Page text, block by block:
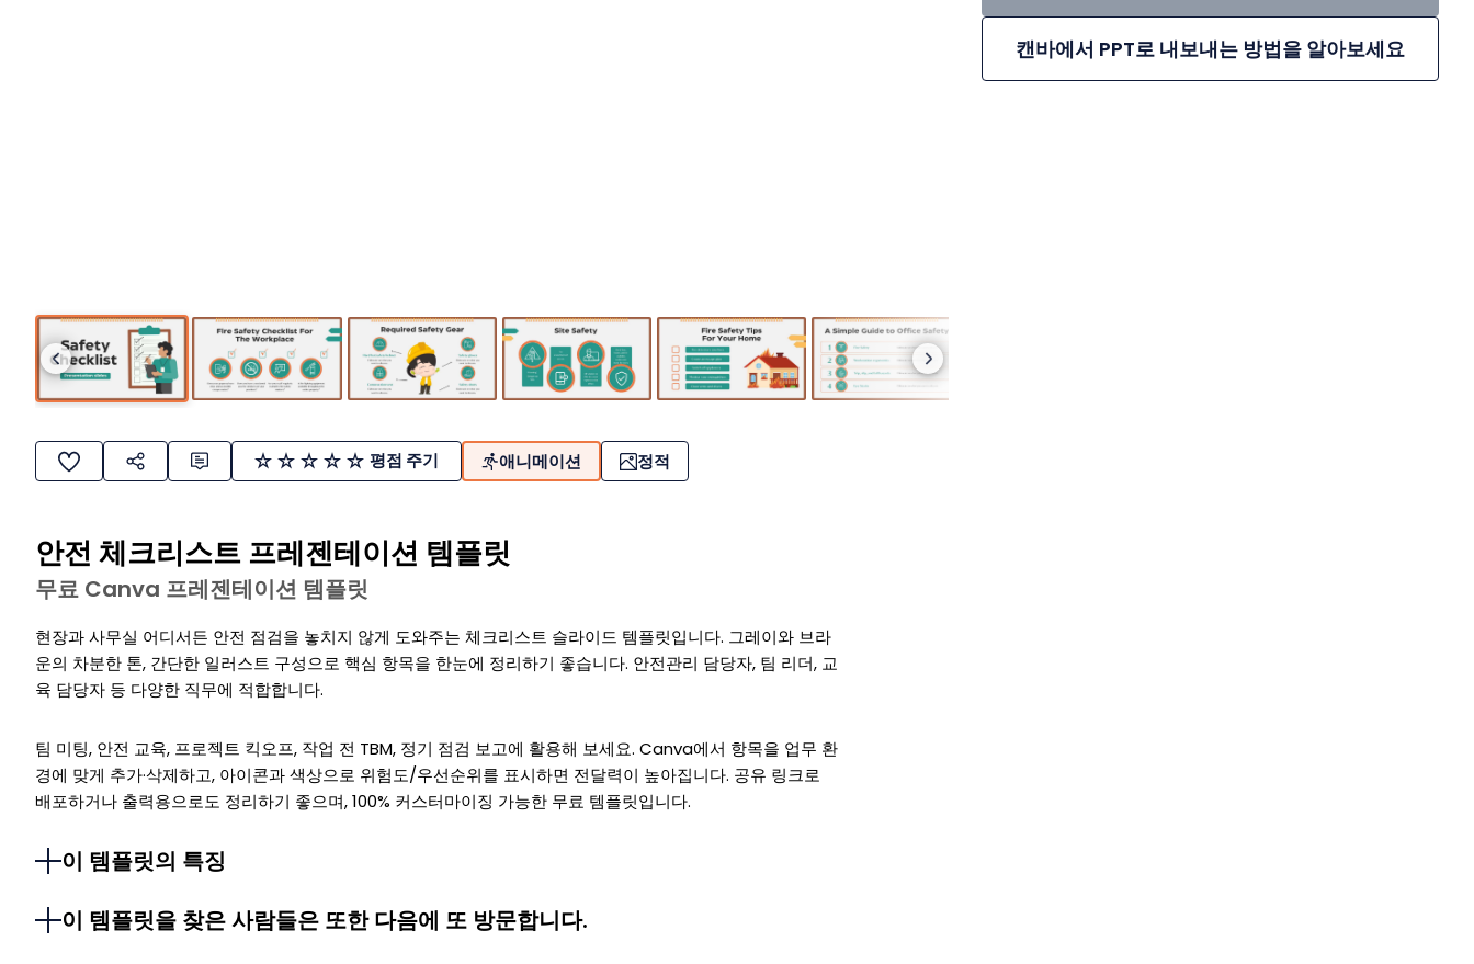
평점 주기 애니메이션 정적
안전 체크리스트 프레젠테이션 템플릿
무료 Canva 프레젠테이션 템플릿
현장과 사무실 어디서든 안전 점검을 놓치지 않게 도와주는 체크리스트 슬라이드 템플릿입니다. 그레이와 브라
운의 차분한 톤, 간단한 일러스트 구성으로 핵심 항목을 한눈에 정리하기 좋습니다. 안전관리 담당자, 팀 리더, 교
육 담당자 등 다양한 직무에 적합합니다.
팀 미팅, 안전 교육, 프로젝트 킥오프, 작업 전 TBM, 정기 점검 보고에 활용해 보세요. Canva에서 항목을 업무 환
경에 맞게 추가·삭제하고, 아이콘과 색상으로 위험도/우선순위를 표시하면 전달력이 높아집니다. 공유 링크로
배포하거나 출력용으로도 정리하기 좋으며, 100% 커스터마이징 가능한 무료 템플릿입니다.
이 템플릿의 특징
이 템플릿을 찾은 사람들은 또한 다음에 또 방문합니다.
캔바에서 PPT로 내보내는 방법을 알아보세요